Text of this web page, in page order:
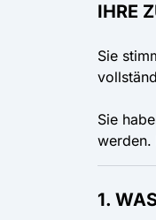
IHRE
Sie
Sie
werden.
1.